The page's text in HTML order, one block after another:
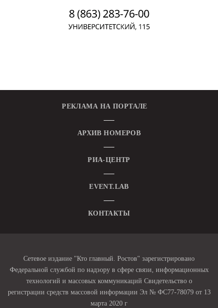
РЕКЛАМА НА ПОРТАЛЕ
АРХИВ НОМЕРОВ
РИА-ЦЕНТР
EVENT.LAB
КОНТАКТЫ
Сетевое издание "Кто главный. Ростов" зарегистрировано
Федеральной службой по надзору в сфере связи, информационных
технологий и массовых коммуникаций Свидетельство о
регистрации средств массовой информации Эл № ФС77-78079 от 13
марта 2020 г